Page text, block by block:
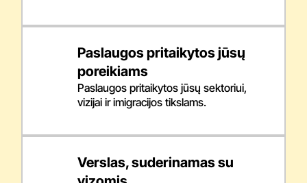
Paslaugos pritaikytos jūsų
poreikiams
Paslaugos pritaikytos jūsų sektoriui,
vizijai ir imigracijos tikslams.
Verslas, suderinamas su